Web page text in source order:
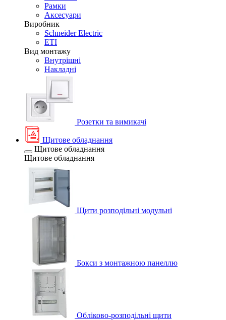
Рамки
Аксесуари
Виробник
Schneider Electric
ETI
Вид монтажу
Внутрішні
Накладні
Розетки та вимикачі
Щитове обладнання
Щитове обладнання
Щитове обладнання
Щити розподільні модульні
Бокси з монтажною панеллю
Обліково-розподільні щити